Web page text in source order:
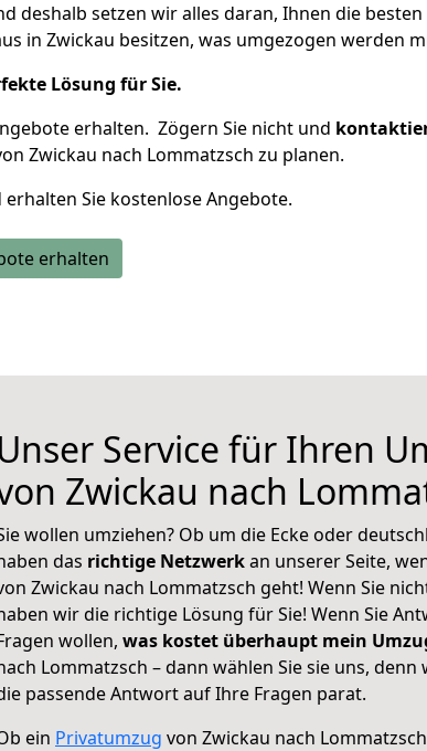
deshalb setzen wir alles daran, Ihnen die besten
in Zwickau besitzen, was umgezogen werden
Lösung für Sie.
erhalten. Zögern Sie nicht und
Zwickau nach Lommatzsch zu planen.
erhalten Sie kostenlose Angebote.
erhalten
Service für Ihren
Zwickau nach
wollen umziehen? Ob um die Ecke oder
das richtige Netzwerkan unserer Seite,
Zwickau nach Lommatzsch geht! Wenn Sie
wir die richtige Lösung für Sie! Wenn Sie
wollen, was kostet überhaupt mein
Lommatzsch – dann wählen Sie sie uns,
passende Antwort auf Ihre Fragen parat.
ein Privatumzug von Zwickau nach